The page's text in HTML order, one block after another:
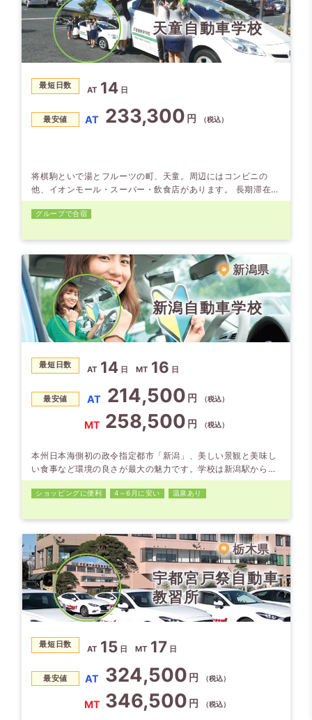
天童自動車学校
最短日数 AT 14 日
最安値 AT 233,300 円 （税込）
将棋駒といで湯とフルーツの町、天童。周辺にはコンビニの
他、イオンモール・スーパー・飲食店があります。 長期滞在に
は欠かせないプライバシー重視のホテルタイプを全てにご用意
してます。 天童自動車学校は「練習コースが広い」と大評
グループで合宿
新潟県
新潟自動車学校
最短日数 AT 14 日 MT 16 日
最安値 AT 214,500 円 （税込）
MT 258,500 円 （税込）
本州日本海側初の政令指定都市「新潟」、美しい景観と美味し
い食事など環境の良さが最大の魅力です。学校は新潟駅から東
へ約5km。 住宅街から交通量の多い多車線道路まで走れる実
践的な路上教習で、技術もしっかり身に付きます。すべての宿
圏内でできるので、生活環境は抜群です。
ショッピングに便利 4～6月に安い 温泉あり
栃木県
宇都宮戸祭自動車
教習所
最短日数 AT 15 日 MT 17 日
最安値 AT 324,500 円 （税込）
MT 346,500 円 （税込）